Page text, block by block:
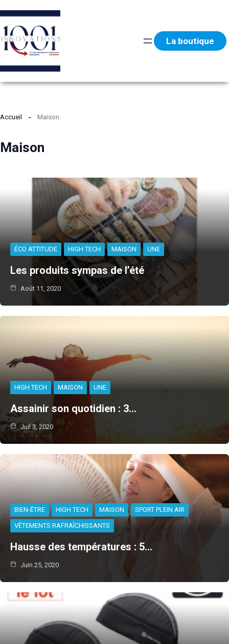
au
contenu
La boutique
Accueil Maison
Maison
ÉCO ATTITUDE HIGH TECH MAISON UNE
Les produits sympas de l’été
Août 11, 2020
HIGH TECH MAISON UNE
Assainir son quotidien : 3…
Juil 3, 2020
BIEN-ÊTRE HIGH TECH MAISON SPORT PLEIN AIR
VÊTEMENTS RAFRAÎCHISSANTS
Hausse des températures : 5…
Juin 25, 2020